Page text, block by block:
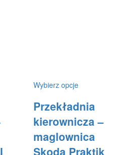
Wybierz opcjeTen
ma
wariantów.
Opcje
Przekładnia
kierownicza –
maglownica
Skoda Praktik